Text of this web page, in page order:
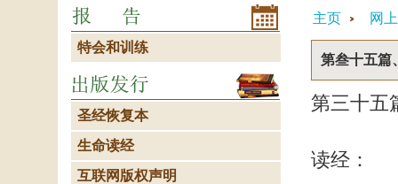
主页 网
第叁十五篇
第三十五
读经：
特会和训练
圣经恢复本
生命读经
互联网版权声明